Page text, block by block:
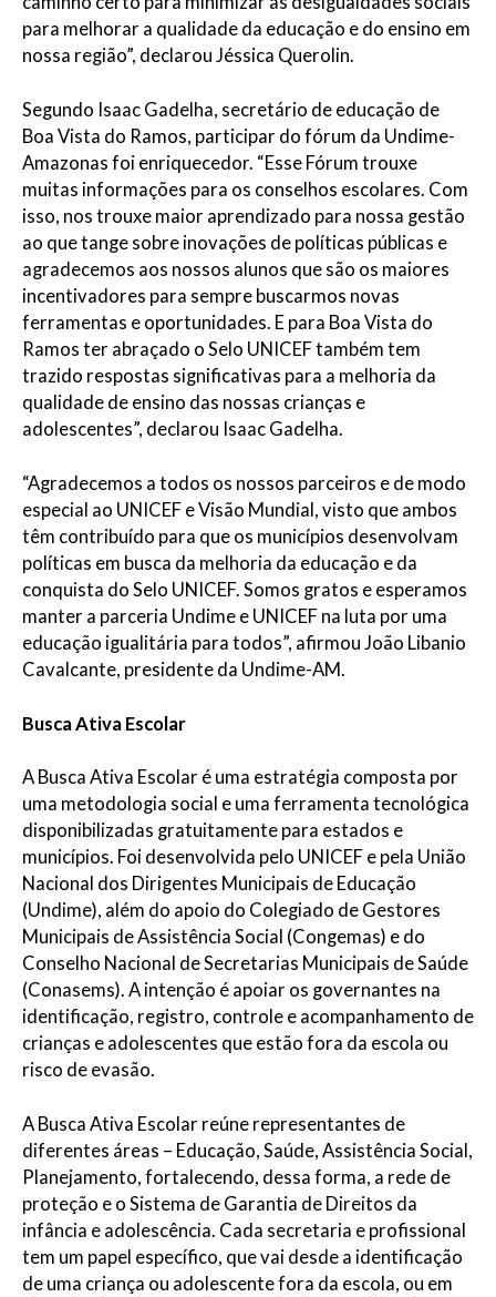
para melhorar a qualidade da educação e do ensino em
nossa região”, declarou Jéssica Querolin.
Segundo Isaac Gadelha, secretário de educação de
Boa Vista do Ramos, participar do fórum da Undime-
Amazonas foi enriquecedor. “Esse Fórum trouxe
muitas informações para os conselhos escolares. Com
isso, nos trouxe maior aprendizado para nossa gestão
ao que tange sobre inovações de políticas públicas e
agradecemos aos nossos alunos que são os maiores
incentivadores para sempre buscarmos novas
ferramentas e oportunidades. E para Boa Vista do
Ramos ter abraçado o Selo UNICEF também tem
trazido respostas significativas para a melhoria da
qualidade de ensino das nossas crianças e
adolescentes”, declarou Isaac Gadelha.
“Agradecemos a todos os nossos parceiros e de modo
especial ao UNICEF e Visão Mundial, visto que ambos
têm contribuído para que os municípios desenvolvam
políticas em busca da melhoria da educação e da
conquista do Selo UNICEF. Somos gratos e esperamos
manter a parceria Undime e UNICEF na luta por uma
educação igualitária para todos”, afirmou João Libanio
Cavalcante, presidente da Undime-AM.
Busca Ativa Escolar
A Busca Ativa Escolar é uma estratégia composta por
uma metodologia social e uma ferramenta tecnológica
disponibilizadas gratuitamente para estados e
municípios. Foi desenvolvida pelo UNICEF e pela União
Nacional dos Dirigentes Municipais de Educação
(Undime), além do apoio do Colegiado de Gestores
Municipais de Assistência Social (Congemas) e do
Conselho Nacional de Secretarias Municipais de Saúde
(Conasems). A intenção é apoiar os governantes na
identificação, registro, controle e acompanhamento de
crianças e adolescentes que estão fora da escola ou
risco de evasão.
A Busca Ativa Escolar reúne representantes de
diferentes áreas – Educação, Saúde, Assistência Social,
Planejamento, fortalecendo, dessa forma, a rede de
proteção e o Sistema de Garantia de Direitos da
infância e adolescência. Cada secretaria e profissional
tem um papel específico, que vai desde a identificação
de uma criança ou adolescente fora da escola, ou em